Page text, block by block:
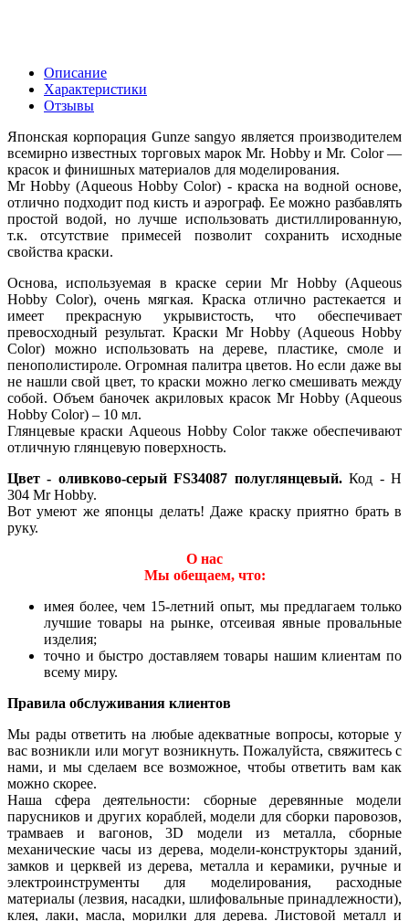
Описание
Характеристики
Отзывы
Японская корпорация Gunze sangyo является производителем
всемирно известных торговых марок Mr. Hobby и Mr. Color —
красок и финишных материалов для моделирования.
Mr Hobby (Aqueous Hobby Color) - краска на водной основе,
отлично подходит под кисть и аэрограф. Ее можно разбавлять
простой водой, но лучше использовать дистиллированную,
т.к. отсутствие примесей позволит сохранить исходные
свойства краски.
Основа, используемая в краске серии Mr Hobby (Aqueous
Hobby Color), очень мягкая. Краска отлично растекается и
имеет прекрасную укрывистость, что обеспечивает
превосходный результат. Краски Mr Hobby (Aqueous Hobby
Color) можно использовать на дереве, пластике, смоле и
пенополистироле. Огромная палитра цветов. Но если даже вы
не нашли свой цвет, то краски можно легко смешивать между
собой. Объем баночек акриловых красок Mr Hobby (Aqueous
Hobby Color) – 10 мл.
Глянцевые краски Aqueous Hobby Color также обеспечивают
отличную глянцевую поверхность.
Цвет - оливково-серый FS34087 полуглянцевый.Код - H
304 Mr Hobby.
Вот умеют же японцы делать! Даже краску приятно брать в
руку.
О нас
Мы обещаем, что:
имея более, чем 15-летний опыт, мы предлагаем только
лучшие товары на рынке, отсеивая явные провальные
изделия;
точно и быстро доставляем товары нашим клиентам по
всему миру.
Правила обслуживания клиентов
Мы рады ответить на любые адекватные вопросы, которые у
вас возникли или могут возникнуть. Пожалуйста, свяжитесь с
нами, и мы сделаем все возможное, чтобы ответить вам как
можно скорее.
Наша сфера деятельности: сборные деревянные модели
парусников и других кораблей, модели для сборки паровозов,
трамваев и вагонов, 3D модели из металла, сборные
механические часы из дерева, модели-конструкторы зданий,
замков и церквей из дерева, металла и керамики, ручные и
электроинструменты для моделирования, расходные
материалы (лезвия, насадки, шлифовальные принадлежности),
клея, лаки, масла, морилки для дерева. Листовой металл и